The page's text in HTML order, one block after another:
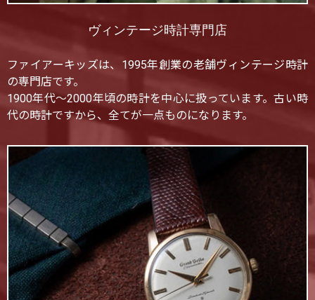
ヴィンテージ時計専門店
ファイアーキッズは、1995年創業の老舗ヴィンテージ時計
の専門店です。
1900年代〜2000年頃の時計を中心に扱っています。古い時
代の時計ですから、全てが一点ものになります。